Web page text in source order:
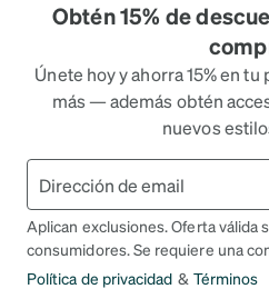
Obtén 15% de
Únete hoy y ahorra 15% en
más — además obtén
nuevos
Aplican exclusiones. Oferta válida
consumidores. Se requiere una
Política de privacidad & Términos